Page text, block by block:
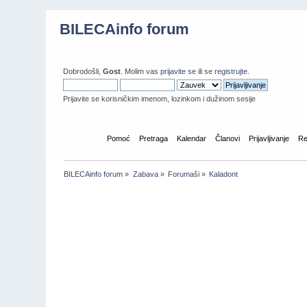
BILECAinfo forum
Dobrodošli,Gost . Molim vasprijavite se ili seregistrujte
Prijavite se korisničkim imenom, lozinkom i dužinom sesije
Pomoć Pretraga Kalendar Članovi Prijavljivanje
BILECAinfo forum » Zabava» Forumaši » Kaladont